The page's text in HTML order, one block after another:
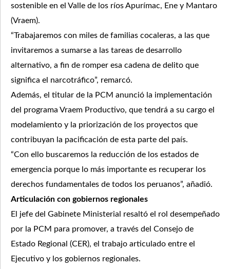
sostenible en el Valle de los ríos Apurímac, Ene y Mantaro
(Vraem).
“Trabajaremos con miles de familias cocaleras, a las que
invitaremos a sumarse a las tareas de desarrollo
alternativo, a fin de romper esa cadena de delito que
significa el narcotráfico”, remarcó.
Además, el titular de la PCM anunció la implementación
del programa Vraem Productivo, que tendrá a su cargo el
modelamiento y la priorización de los proyectos que
contribuyan la pacificación de esta parte del país.
“Con ello buscaremos la reducción de los estados de
emergencia porque lo más importante es recuperar los
derechos fundamentales de todos los peruanos”, añadió.
Articulación con gobiernos regionales
El jefe del Gabinete Ministerial resaltó el rol desempeñado
por la PCM para promover, a través del Consejo de
Estado Regional (CER), el trabajo articulado entre el
Ejecutivo y los gobiernos regionales.